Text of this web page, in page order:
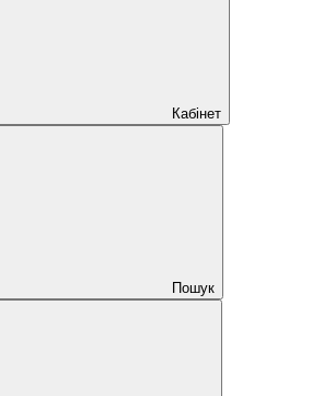
Кабінет
Пошук